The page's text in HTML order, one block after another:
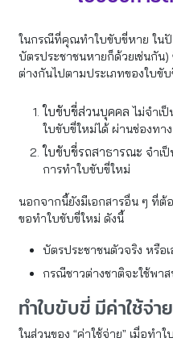
ในกรณีที่คุณทำใบขับขี่หาย ใน
บัตรประชาชนหายก็ด้วยเช่นกัน
ต่างกันไปตามประเภทของใบขั
ใบขับขี่ส่วนบุคคล ไม่จำเ
ใบขับขี่ใหม่ได้ ผ่านช่องทา
ใบขับขี่รถสาธารณะ จำเ
การทำใบขับขี่ใหม่
นอกจากนี้ยังมีเอกสารอื่น ๆ ที่ต้
ขอทำใบขับขี่ใหม่ ดังนี้
บัตรประชาชนตัวจริง หรือ
กรณีชาวต่างชาติจะใช้พา
ทำใบขับขี่ มีค่าใช้จ่า
ในส่วนของ “ค่าใช้จ่าย” เมื่อทำ